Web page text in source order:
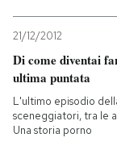
21/12/2012
Di come diventai
ultima puntata
L'ultimo episodio
sceneggiatori, tra le
Una storia porno